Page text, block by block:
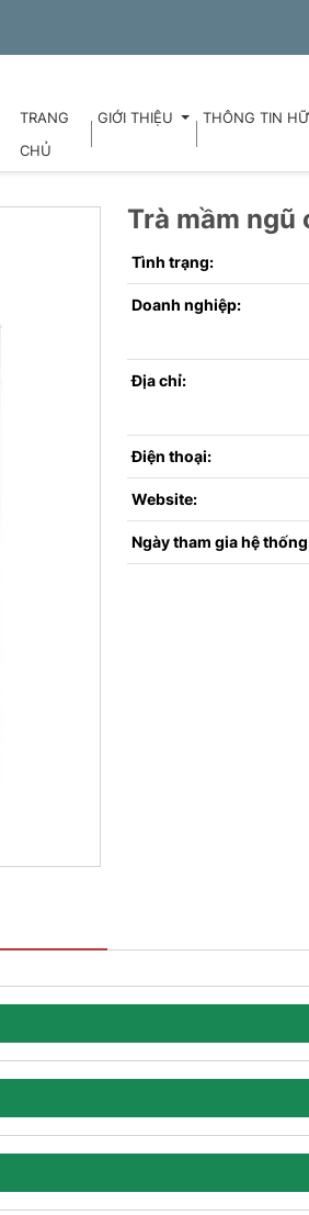
TRANG
CHỦ
GIỚI THIỆU THÔNG TIN
Trà mầm ngũ
Tình trạng:
Doanh nghiệp:
Địa chỉ:
Điện thoại:
Website:
Ngày tham gia hệ